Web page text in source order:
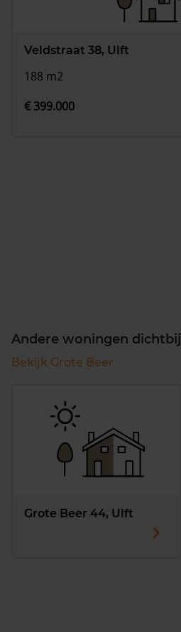
Veldstraat 38, Ulft
188 m2
€ 399.000
Andere woningen dichtbij
Bekijk Grote Beer
Grote Beer 44, Ulft